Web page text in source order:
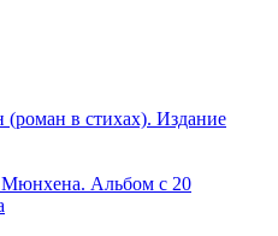
в стихах). Издание